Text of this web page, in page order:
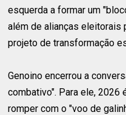
esquerda a formar um
além de alianças eleitorais
projeto de transformação
Genoino encerrou a
combativo". Para ele, 2026
romper com o "voo de